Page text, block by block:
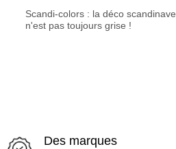
Scandi-colors : la déco scandinave
n'est pas toujours grise !
Des marques